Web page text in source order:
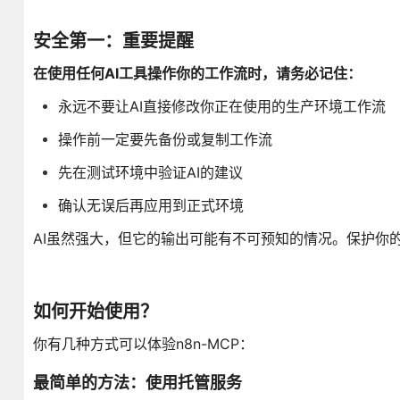
安全第一：重要提醒
在使用任何AI工具操作你的工作流时，请务必记住：
永远不要让AI直接修改你正在使用的生产环境工作流
操作前一定要先备份或复制工作流
先在测试环境中验证AI的建议
确认无误后再应用到正式环境
AI虽然强大，但它的输出可能有不可预知的情况。保护你
如何开始使用？
你有几种方式可以体验n8n-MCP：
最简单的方法：使用托管服务